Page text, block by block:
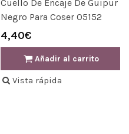
Cuello De Encaje De Guipur
Negro Para Coser 05152
4,40€
Añadir al carrito
Vista rápida